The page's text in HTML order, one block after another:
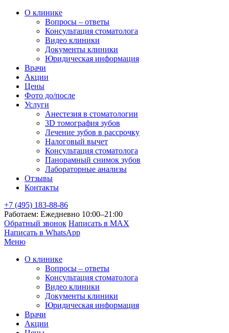
О клинике
Вопросы – ответы
Консультация стоматолога
Видео клиники
Документы клиники
Юридическая информация
Врачи
Акции
Цены
Фото до/после
Услуги
Анестезия в стоматологии
3D томография зубов
Лечение зубов в рассрочку
Налоговый вычет
Консультация стоматолога
Панорамный снимок зубов
Лабораторные анализы
Отзывы
Контакты
+7 (495) 183-88-86
Работаем: Ежедневно 10:00–21:00
Обратный звонок Написать в MAX
Написать в WhatsApp
Меню
О клинике
Вопросы – ответы
Консультация стоматолога
Видео клиники
Документы клиники
Юридическая информация
Врачи
Акции